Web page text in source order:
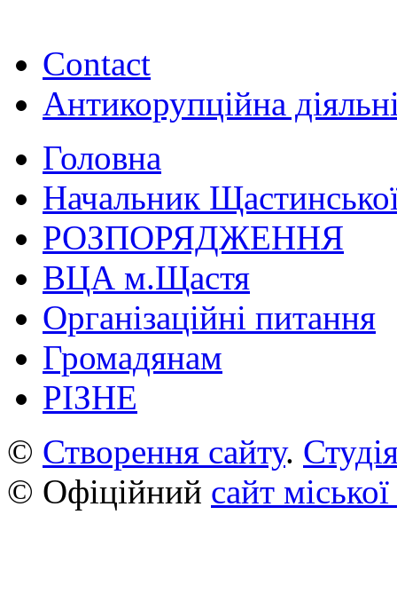
Contact
Антикорупційна
Головна
Начальник
РОЗПОРЯДЖЕННЯ
ВЦА м.Щастя
Організаційні питання
Громадянам
РІЗНЕ
© Створення сайту.
© Офіційний сайт